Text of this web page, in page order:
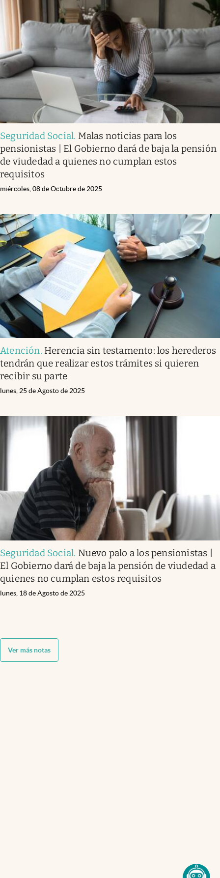
Seguridad Social. Malas noticias para los
pensionistas | El Gobierno dará de baja la pensión
de viudedad a quienes no cumplan estos
requisitos
miércoles, 08 de Octubre de 2025
Atención. Herencia sin testamento: los herederos
tendrán que realizar estos trámites si quieren
recibir su parte
lunes, 25 de Agosto de 2025
Seguridad Social. Nuevo palo a los pensionistas |
El Gobierno dará de baja la pensión de viudedad a
quienes no cumplan estos requisitos
lunes, 18 de Agosto de 2025
Ver más notas